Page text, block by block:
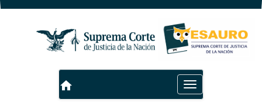
Toggle
navigation
home